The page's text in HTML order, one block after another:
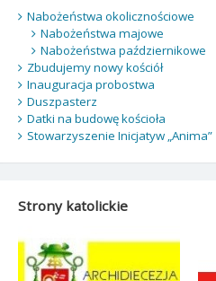
Nabożeństwa okolicznościowe
Nabożeństwa majowe
Nabożeństwa październikowe
Zbudujemy nowy kościół
Inauguracja probostwa
Duszpasterz
Datki na budowę kościoła
Stowarzyszenie Inicjatyw „Anima”
Strony katolickie